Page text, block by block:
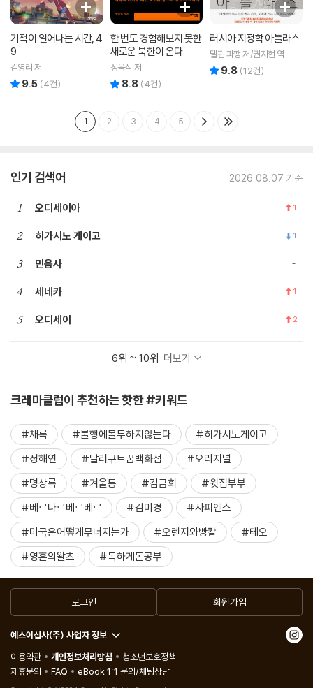
기적이 일어나는 시간, 4
9
김영리 저
9.5 (4건)
한 번도 경험해보지 못한
새로운 북한이 온다
정욱식 저
8.8 (4건)
러시아 지정학 아틀라스
델핀 파팽 저/권지현 역
9.8 (12건)
1 2 3 4 5
인기 검색어 2026.08.07 기준
1 오디세이아 1
2 히가시노 게이고 1
3 민음사
4 세네카 1
5 오디세이 2
6위 ~ 10위 더보기
크레마클럽이 추천하는 핫한 #키워드
#채록 #불행에몰두하지않는다
#히가시노게이고
#정해연
#달러구트꿈백화점
#오리지널
#명상록
#겨울통 #김금희
#윗집부부
#베르나르베르베르
#김미경
#사피엔스
#미국은어떻게무너지는가
#오렌지와빵칼
#테오
#영혼의왈츠
#독하게돈공부
로그인 회원가입
예스이십사(주) 사업자 정보
이용약관
개인정보처리방침
청소년보호정책
제휴문의
FAQ eBook 1:1 문의/채팅상담